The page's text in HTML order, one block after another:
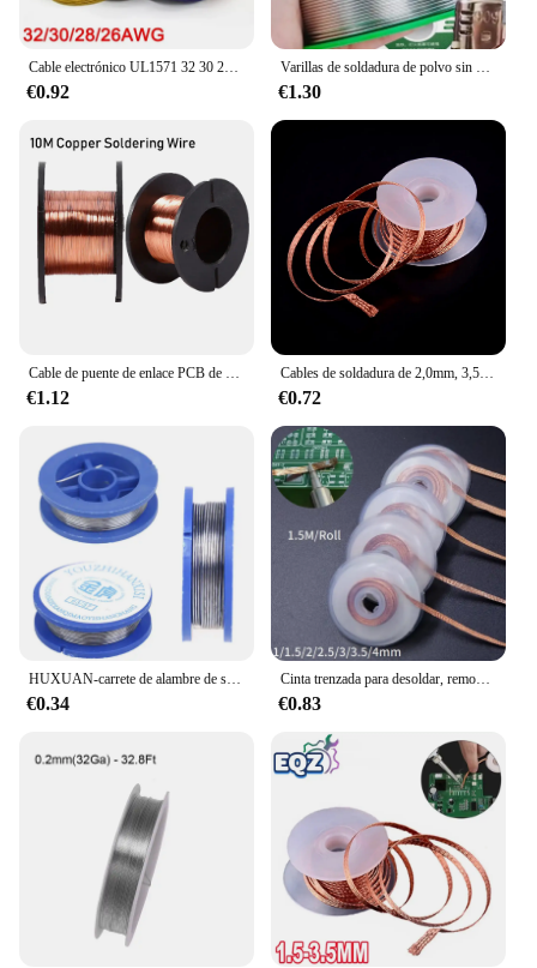
Cable electrónico UL1571 32 30 28 26 AWG Cable Flexible PVC aislado cobre estañado ambiental línea LED Cable DIY
€0.92
Varillas de soldadura de polvo sin necesidad de soldar, alambre de soldadura de fusión fácil de baja temperatura, varilla de soldadura Universal de plata, alambre de soldadura con núcleo, 100/20g
€1.30
Cable de puente de enlace PCB de 0,1mm, cable de soldadura de cobre para mantenimiento de línea de salto para teléfono móvil, ordenador, herramientas de reparación de soldadura PCB
€1.12
Cables de soldadura de 2,0mm, 3,5mm, 1,5 M, herramienta de reparación de alambre de mecha, removedor de soldadura trenzada, 1 unidad
€0.72
HUXUAN-carrete de alambre de soldadura de 0,8mm, núcleo de colofonia, carrete de alambre de hierro para soldadura, fundente de práctica, 1 ud., nuevo
€0.34
Cinta trenzada para desoldar, removedor de soldadura de cobre, alambre de 1/1, 5/2/2, 5/3/4mm, mecha de soldadura, cable de plomo de estaño, herramienta de reparación de flujo BGA
€0.83